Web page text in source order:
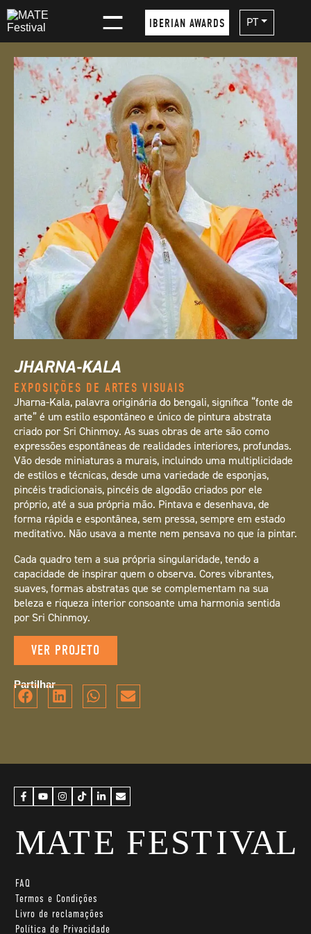
IBERIAN AWARDS PT
JHARNA-KALA
EXPOSIÇÕES DE ARTES VISUAIS
Jharna-Kala, palavra originária do bengali, significa “fonte de
arte” é um estilo espontâneo e único de pintura abstrata
criado por Sri Chinmoy. As suas obras de arte são como
expressões espontâneas de realidades interiores, profundas.
Vão desde miniaturas a murais, incluindo uma multiplicidade
de estilos e técnicas, desde uma variedade de esponjas,
pincéis tradicionais, pincéis de algodão criados por ele
próprio, até a sua própria mão. Pintava e desenhava, de
forma rápida e espontânea, sem pressa, sempre em estado
meditativo. Não usava a mente nem pensava no que ía pintar.
Cada quadro tem a sua própria singularidade, tendo a
capacidade de inspirar quem o observa. Cores vibrantes,
suaves, formas abstratas que se complementam na sua
beleza e riqueza interior consoante uma harmonia sentida
por Sri Chinmoy.
VER PROJETO
Partilhar
FAQ
Termos e Condições
Livro de reclamações
Política de Privacidade